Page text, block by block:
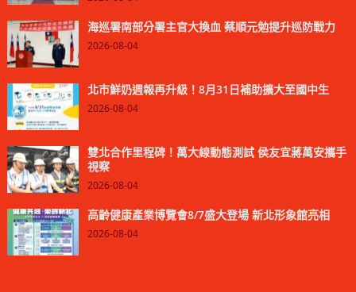
海巡署南部分署主官大換血 蔡順元勉提升巡防戰力
2026-08-04
北市鮮奶週報再升級！8月31日補助擴大至國中生
2026-08-04
雙北合作里程碑！萬大線動態測試 侯友宜蔣萬安攜手
視察
2026-08-04
高齡健康產業博覽會8/7盛大登場 新北形象館亮相
2026-08-04